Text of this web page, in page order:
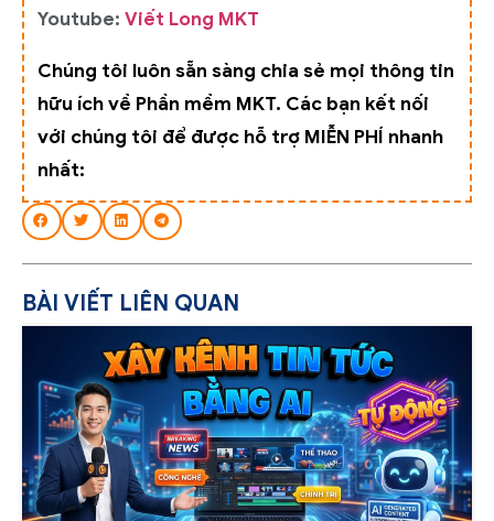
Youtube: Viết Long MKT
Chúng tôi luôn sẵn sàng chia sẻ mọi thông tin
hữu ích về Phần mềm MKT. Các bạn kết nối
với chúng tôi để được hỗ trợ MIỄN PHÍ nhanh
nhất:
BÀI VIẾT LIÊN QUAN